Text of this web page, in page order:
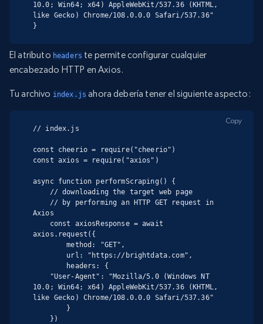
10.0; Win64; x64) AppleWebKit/537.36 (KHTML,
like Gecko) Chrome/108.0.0.0 Safari/537.36"
}
El atributo headers te permite configurar cualquier
encabezado HTTP en Axios.
Tu archivo index.js ahora debería tener el siguiente aspecto:
// index.js
const cheerio = require("cheerio")
const axios = require("axios")
async function performScraping() {
Axios
axios.request({
        method: "GET",
10.0; Win64; x64) AppleWebKit/537.36 (KHTML,
like Gecko) Chrome/108.0.0.0 Safari/537.36"
Copy